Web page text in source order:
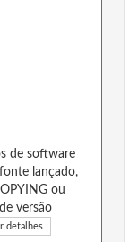
de software
lançado,
ou
versão
detalhes